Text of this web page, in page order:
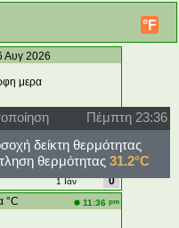
°F
Αυγ 2026
μερα
- m/s
2:00 am
0
1
0
1 Ιάν
0
°C
11:36 pm
Πέμπτη 23:36
δείκτη θερμότητας
θερμότητας 31.2°C